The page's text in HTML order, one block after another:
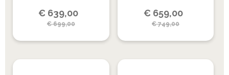
Special
Price
€ 639,00
€699,00
Special
Price
€ 659,00
€749,00